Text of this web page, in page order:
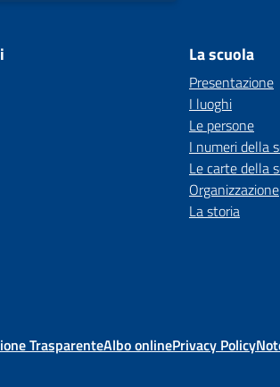
La scuola
Presentazione
I luoghi
Le persone
I numeri della
Le carte della
Organizzazione
La storia
TrasparenteAlbo onlinePrivacy Policy